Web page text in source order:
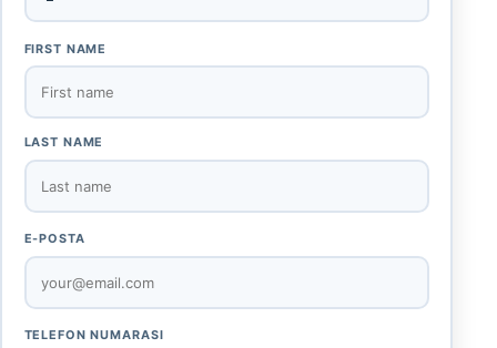
FIRST NAME
LAST NAME
E-POSTA
TELEFON NUMARASI